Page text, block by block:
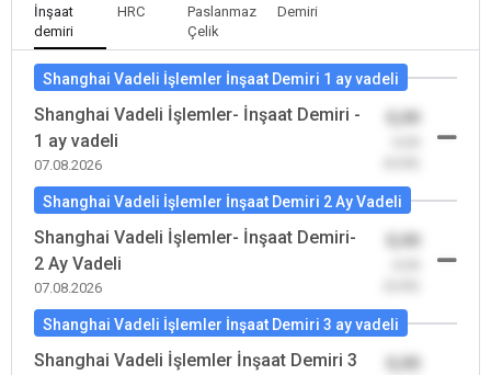
İnşaat
demiri
HRC
Paslanmaz
Çelik
Demiri
Shanghai Vadeli İşlemler İnşaat Demiri 1 ay vadeli
Shanghai Vadeli İşlemler- İnşaat Demiri -
1 ay vadeli
07.08.2026
0,00
Shanghai Vadeli İşlemler İnşaat Demiri 2 Ay Vadeli
Shanghai Vadeli İşlemler- İnşaat Demiri-
2 Ay Vadeli
07.08.2026
0,00
Shanghai Vadeli İşlemler İnşaat Demiri 3 ay vadeli
Shanghai Vadeli İşlemler İnşaat Demiri 3
0,00